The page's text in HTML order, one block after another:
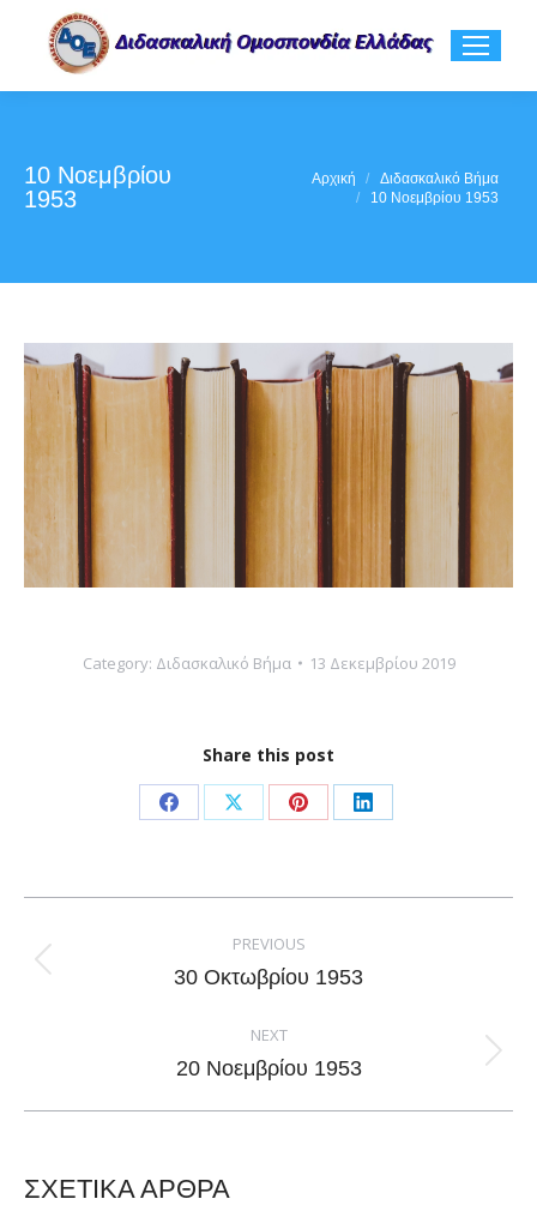
10 Νοεμβρίου
1953
Αρχική
Διδασκαλικό Βήμα
10 Νοεμβρίου 1953
Category: Διδασκαλικό Βήμα 13 Δεκεμβρίου 2019
Share this post
Share
Facebook
Share
X
Share
Pinterest
Share
LinkedIn
navigation
PREVIOUS
Previous
30 Οκτωβρίου 1953
NEXT
Next
20 Νοεμβρίου 1953
ΣΧΕΤΙΚΑ ΑΡΘΡΑ